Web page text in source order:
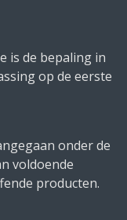
is de bepaling in
op de eerste
onder de
voldoende
producten.